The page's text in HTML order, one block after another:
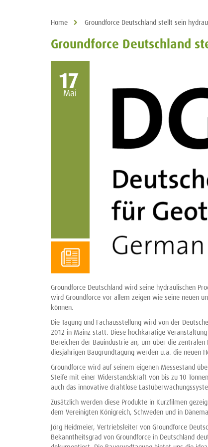
Home Groundforce Deutschland stellt sein
Groundforce Deutschland
17
Mai
Groundforce Deutschland wird seine hydraulischen
wird Groundforce vor allem zeigen wie seine neuen
können.
Die Tagung und Fachausstellung wird von der
2012 in Mainz statt. Diese hochkarätige
Bereichen der Bauindustrie an, um über die
diesjährigen Baugrundtagung werden u.a. die neuen
Groundforce wird auf seinem eigenen Messestand
Steife mit einer Widerstandskraft von bis zu 10
auch das innovative drahtlose
Zusätzlich werden diese Produkte in Kurzfilmen
dem Vereinigten Königreich, Schweden und in
Jörg Heidmeier, Vertriebsleiter von Groundforce
Bekanntheitsgrad von Groundforce in Deutschland